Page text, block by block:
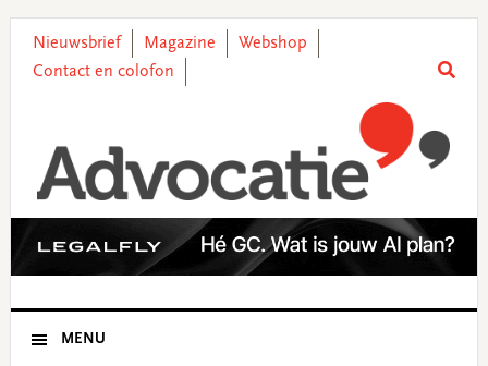
primary
main
primary
footer
Nieuwsbrief Magazine
Webshop
Contact en colofon
MENU